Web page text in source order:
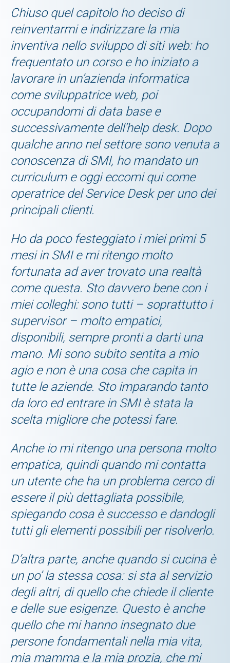
Chiuso quel capitolo ho deciso di
reinventarmi e indirizzare la mia
inventiva nello sviluppo di siti web: ho
frequentato un corso e ho iniziato a
lavorare in un’azienda informatica
come sviluppatrice web, poi
occupandomi di data base e
successivamente dell’help desk. Dopo
qualche anno nel settore sono venuta a
conoscenza di SMI, ho mandato un
curriculum e oggi eccomi qui come
operatrice del Service Desk per uno dei
principali clienti.
Ho da poco festeggiato i miei primi 5
mesi in SMI e mi ritengo molto
fortunata ad aver trovato una realtà
come questa. Sto davvero bene con i
miei colleghi: sono tutti – soprattutto i
supervisor – molto empatici,
disponibili, sempre pronti a darti una
mano. Mi sono subito sentita a mio
agio e non è una cosa che capita in
tutte le aziende. Sto imparando tanto
da loro ed entrare in SMI è stata la
scelta migliore che potessi fare.
Anche io mi ritengo una persona molto
empatica, quindi quando mi contatta
un utente che ha un problema cerco di
essere il più dettagliata possibile,
spiegando cosa è successo e dandogli
tutti gli elementi possibili per risolverlo.
D’altra parte, anche quando si cucina è
un po’ la stessa cosa: si sta al servizio
degli altri, di quello che chiede il cliente
e delle sue esigenze. Questo è anche
quello che mi hanno insegnato due
persone fondamentali nella mia vita,
mia mamma e la mia prozia, che mi